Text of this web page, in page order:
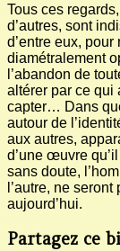
Tous ces
d’autres, sont
d’entre eux,
diamétralement
l’abandon de
altérer par ce qui
capter… Dans
autour de
aux autres,
d’une œuvre
sans doute,
l’autre, ne
aujourd’hui.
Partagez ce